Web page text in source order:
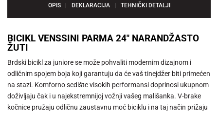
OPIS DEKLARACIJA TEHNIČKI DETALJI
BICIKL VENSSINI PARMA 24" NARANDŽASTO
ŽUTI
Brdski bicikl za juniore se može pohvaliti modernim dizajnom i
odličnim spojem boja koji garantuju da će vaš tinejdžer biti primećen
na stazi. Komforno sedište visokih performansi doprinosi ukupnom
doživljaju čak i u najekstremnijoj vožnji vašeg mališanka. V-brake
kočnice pružaju odličnu zaustavnu moć biciklu i na taj način prižaju